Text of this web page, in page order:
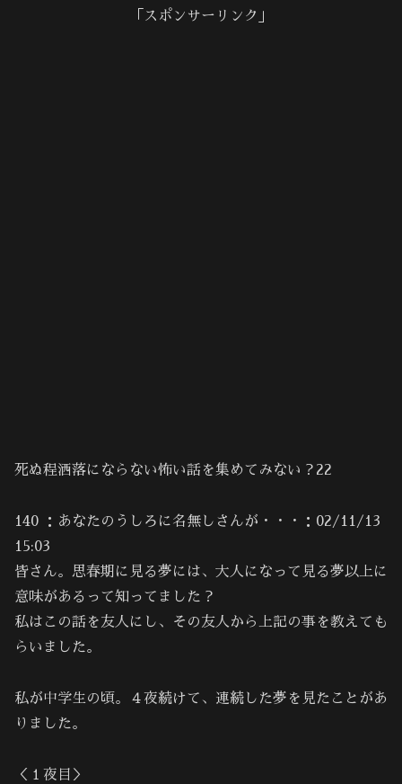
「スポンサーリンク」
死ぬ程洒落にならない怖い話を集めてみない？22
140 ：あなたのうしろに名無しさんが・・・：02/11/13
15:03
皆さん。思春期に見る夢には、大人になって見る夢以上に
意味があるって知ってました？
私はこの話を友人にし、その友人から上記の事を教えても
らいました。
私が中学生の頃。４夜続けて、連続した夢を見たことがあ
りました。
＜１夜目＞